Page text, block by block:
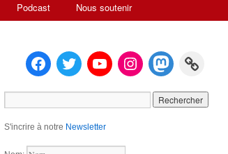
Podcast Nous soutenir
S'incrire à notre Newsletter